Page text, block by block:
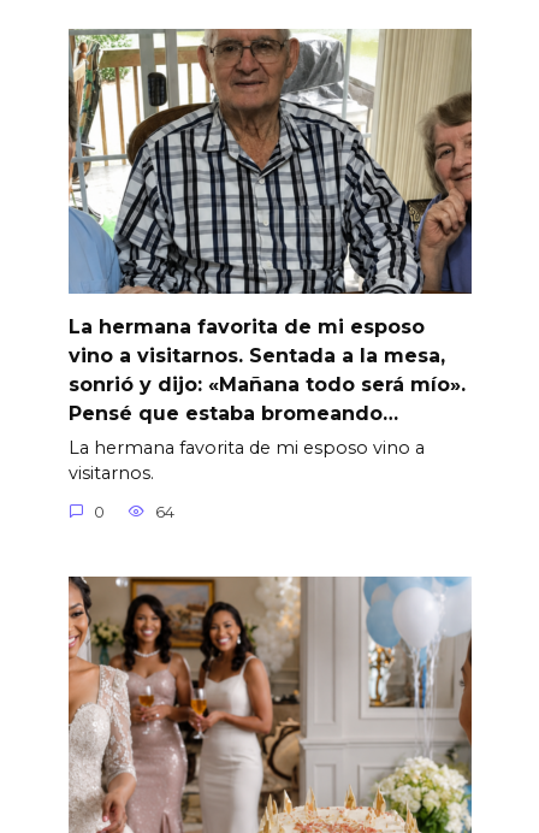
La hermana favorita de mi esposo
vino a visitarnos. Sentada a la mesa,
sonrió y dijo: «Mañana todo será mío».
Pensé que estaba bromeando…
La hermana favorita de mi esposo vino a
visitarnos.
0 64